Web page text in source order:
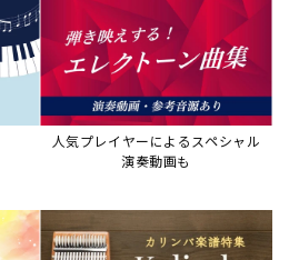
人気プレイヤーによるスペシャル
演奏動画も